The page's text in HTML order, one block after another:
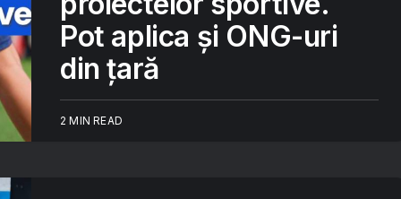
Pot aplica și ONG-uri
din țară
2 MIN READ